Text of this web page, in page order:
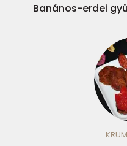
Banános-erdei